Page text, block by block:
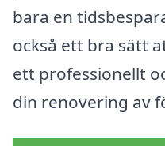
bara en
också ett bra sätt
ett professionellt
din renovering av